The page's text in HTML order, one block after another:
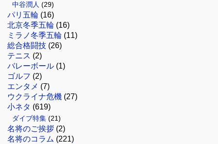
中谷潤人 (29)
パリ五輪 (16)
北京冬季五輪 (16)
ミラノ冬季五輪 (11)
総合格闘技 (26)
テニス (2)
バレーボール (1)
ゴルフ (2)
エンタメ (7)
ウクライナ危機 (27)
小ネタ (619)
ダイブ特集 (21)
名将のご挨拶 (2)
名将のコラム (221)